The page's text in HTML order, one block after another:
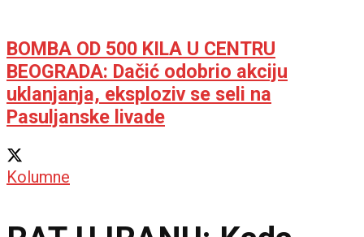
BOMBA OD 500 KILA U CENTRU
BEOGRADA: Dačić odobrio akciju
uklanjanja, eksploziv se seli na
Pasuljanske livade
Kolumne